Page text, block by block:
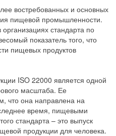
востребованных и основных
пищевой промышленности.
стандарта по
показатель того, что
пищевых продуктов
ISO 22000 является одной
масштаба. Ее
что она направлена на
время, пищевыми
стандарта – это выпуск
продукции для человека.